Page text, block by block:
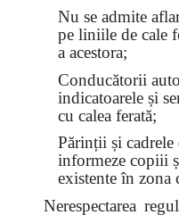
Nu se admite
pe liniile de cale
a acestora;
Conducătorii
indicatoarele și
cu calea ferată;
Părinții și
informeze copiii
existente în zona
Nerespectarea